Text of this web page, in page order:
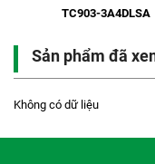
4P, 3 ...
TC903-3A4DLSA
Sản phẩm đã
Không có dữ liệu